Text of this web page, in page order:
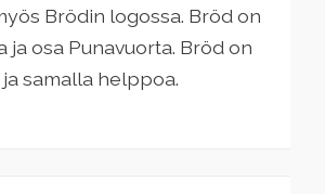
Brödin logossa. Bröd on
ja osa Punavuorta. Bröd on
samalla helppoa.